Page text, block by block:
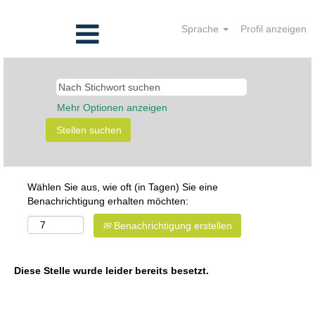
Sprache Profil anzeigen
Mehr Optionen anzeigen
Wählen Sie aus, wie oft (in Tagen) Sie eine
Benachrichtigung erhalten möchten:
Benachrichtigung erstellen
Diese Stelle wurde leider bereits besetzt.